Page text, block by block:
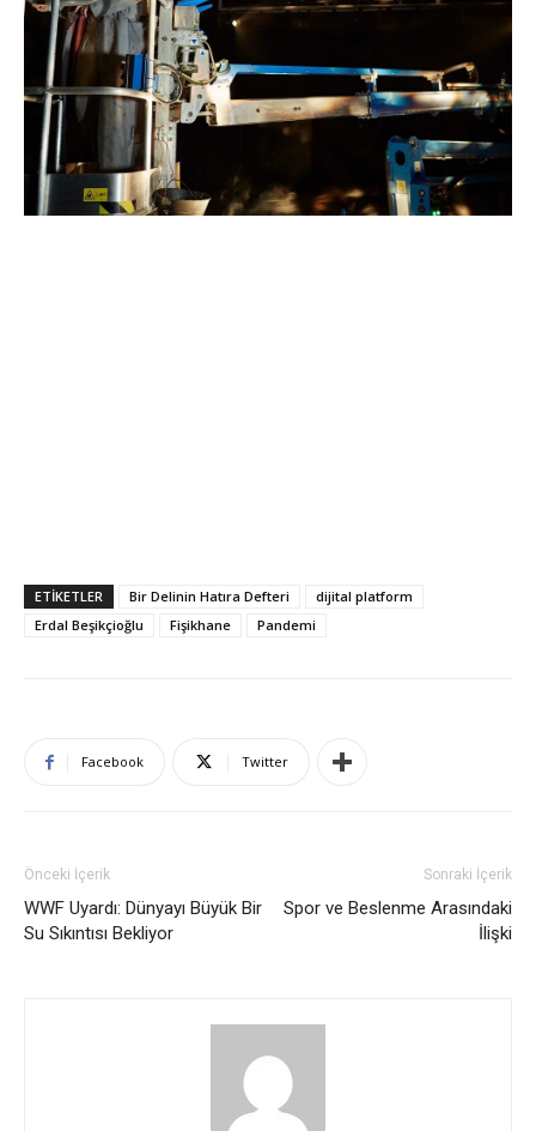
ETIKETLER Bir Delinin Hatıra Defteri
dijital platform
Erdal Beşikçioğlu
Fişikhane Pandemi
Facebook Twitter
Önceki İçerik
WWF Uyardı: Dünyayı Büyük Bir
Su Sıkıntısı Bekliyor
Sonraki İçerik
Spor ve Beslenme Arasındaki
İlişki